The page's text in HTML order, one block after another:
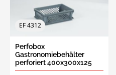
EF 4312
Perfobox
Gastronomiebehälter
perforiert 400x300x125
mm, 11L dichte Griff